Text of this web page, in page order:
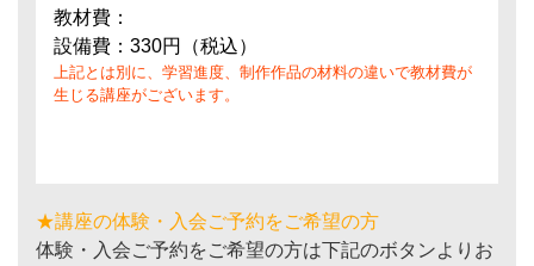
教材費：
設備費：330円（税込）
上記とは別に、学習進度、制作作品の材料の違いで教材費が
生じる講座がございます。
★講座の体験・入会ご予約をご希望の方
体験・入会ご予約をご希望の方は下記のボタンよりお